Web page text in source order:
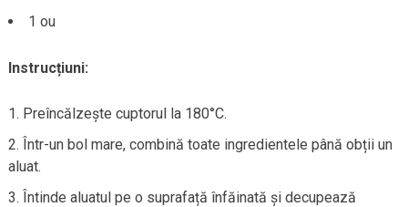
1 ou
Instrucțiuni:
Preîncălzește cuptorul la 180°C.
Într-un bol mare, combină toate ingredientele până obții un
aluat.
Întinde aluatul pe o suprafață înfăinată și decupează